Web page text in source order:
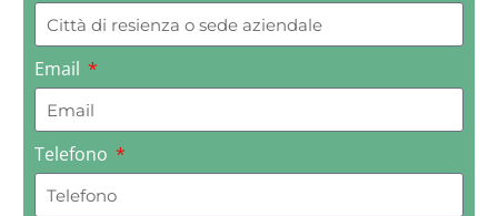
Email
Telefono